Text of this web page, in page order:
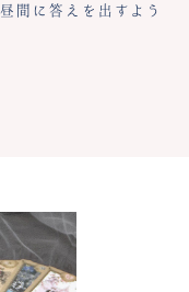
間に答えを出すよう